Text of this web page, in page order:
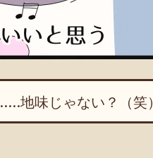
地味じゃない？（笑）